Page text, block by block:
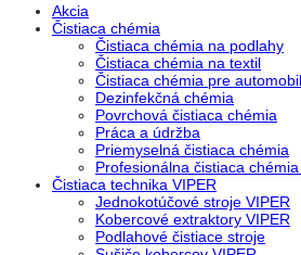
Akcia
Čistiaca chémia
Čistiaca chémia na podlahy
Čistiaca chémia na textil
Čistiaca chémia pre
Dezinfekčná chémia
Povrchová čistiaca chémia
Práca a údržba
Priemyselná čistiaca chémia
Profesionálna čistiaca
Čistiaca technika VIPER
Jednokotúčové stroje VIPER
Kobercové extraktory VIPER
Podlahové čistiace stroje